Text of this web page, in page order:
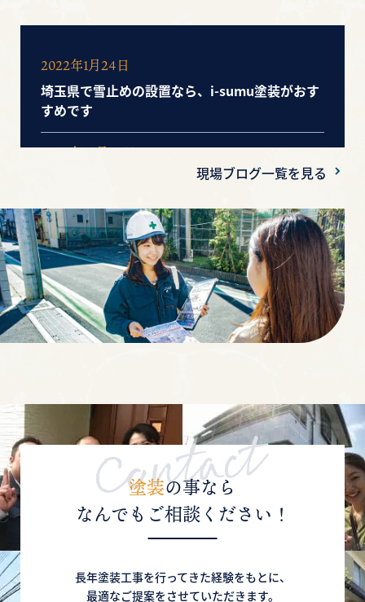
2022年1月24日
埼玉県で雪止めの設置なら、i-sumu塗装がおす
すめです
2020年10月20日
安すぎる見積り！信じていいの？気を付けるポ
2020年10月16日
【工事工程】塗装工事の流れと日数ついて知り
たい！その疑問にお答え！
2020年10月15日
【外壁に膨れや剥がれ！】どうしたらいいの？
対処法と原因を解説！
2020年10月12日
【築何年目がいいの？】屋根・外壁塗り替えの
【外壁が色あせてきた！】塗り替えた方がいい
現場ブログ一覧を見る
塗装の事なら
なんでもご相談ください！
長年塗装工事を行ってきた経験をもとに、
最適なご提案をさせていただきます。